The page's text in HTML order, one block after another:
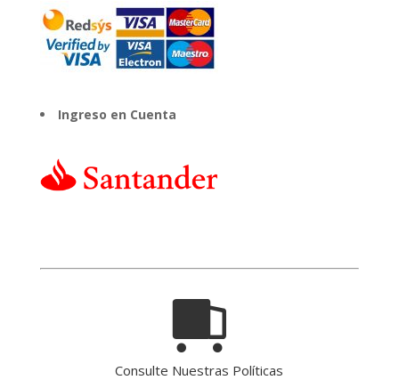
Ingreso en Cuenta
Consulte Nuestras Políticas